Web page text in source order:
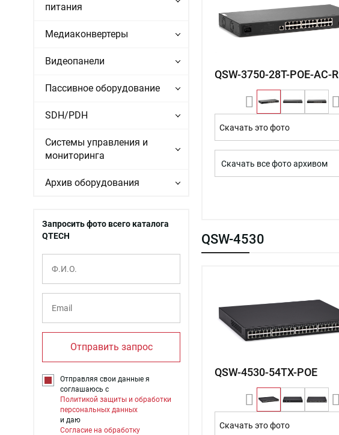
питания
Медиаконвертеры
Видеопанели
Пассивное оборудование
SDH/PDH
Системы управления и
мониторинга
Архив оборудования
Запросить фото всего каталога
QTECH
Отправить запрос
Отправляя свои данные я
соглашаюсь с
Политикой защиты и обработки
персональных данных
и даю
Согласие на обработку
QSW-3750-28T-POE-AC-R
Скачать это фото
Скачать все фото архивом
QSW-4530
QSW-4530-54TX-POE
Скачать это фото